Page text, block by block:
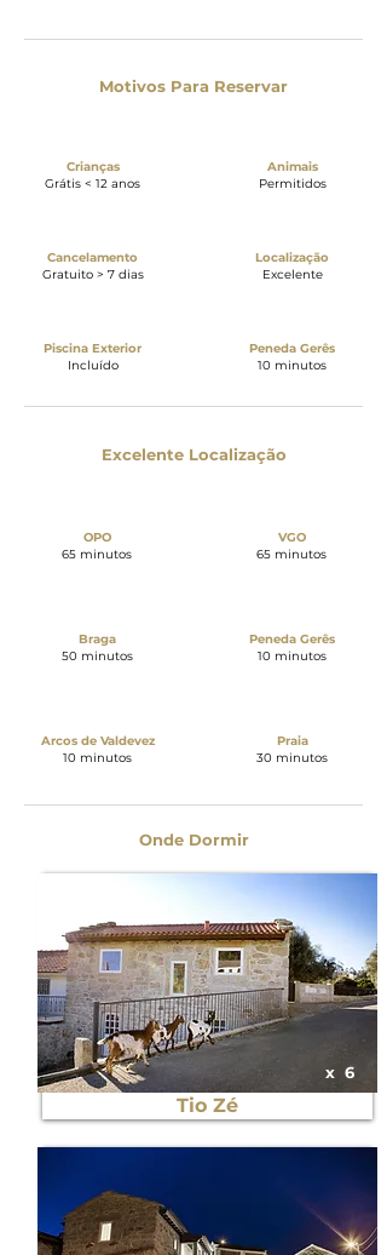
Motivos Para Reservar
Crianças
Grátis < 12 anos
Cancelamento
Gratuito > 7 dias
Piscina Exterior
Incluído
Animais
Permitidos
Localização
Excelente
Peneda Gerês
10 minutos
Excelente Localização
OPO
65 minutos
Braga
50 minutos
Arcos de Valdevez
10 minutos
VGO
65 minutos
Peneda Gerês
10 minutos
Praia
30 minutos
Onde Dormir
x 6
Tio Zé